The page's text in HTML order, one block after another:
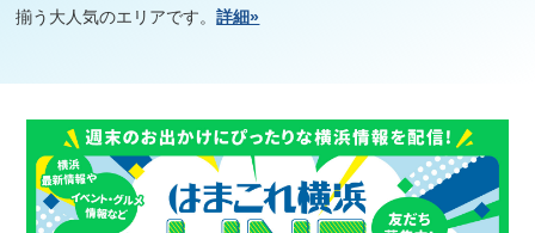
揃う大人気のエリアです。詳細»